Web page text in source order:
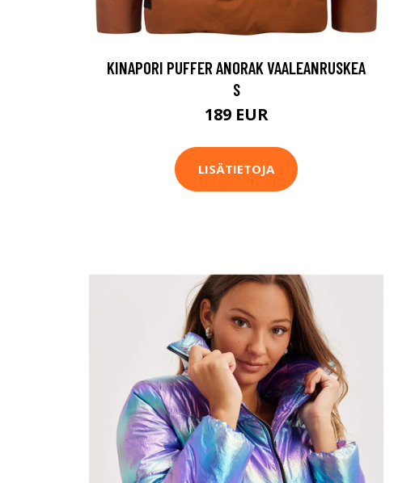
KINAPORI PUFFER ANORAK VAALEANRUSKEA
S
189 EUR
LISÄTIETOJA